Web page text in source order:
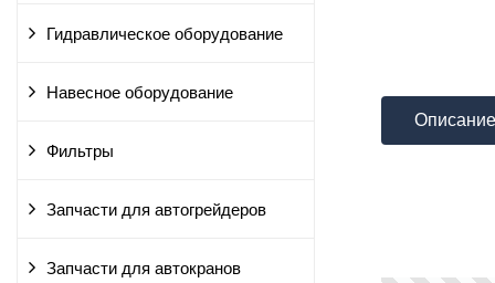
Гидравлическое оборудование
Навесное оборудование
Фильтры
Запчасти для автогрейдеров
Запчасти для автокранов
Описание